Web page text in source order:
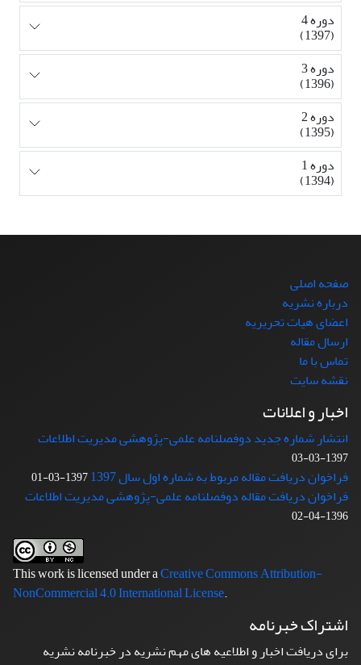
دوره 4
(1397)
دوره 3
(1396)
دوره 2
(1395)
دوره 1
(1394)
صفحه اصلی
درباره نشریه
اعضای هیات تحریریه
ارسال مقاله
تماس با ما
نقشه سایت
اخبار و اعلانات
انتشار شماره جدید دوفصلنامه علمی-پژوهشی مدیریت اطلاعات
1397-03-03
فراخوان دریافت مقاله مربوط به شماره اول سال 1397 1397-03-01
فراخوان دریافت مقاله دوفصلنامه علمی-پژوهشی مدیریت اطلاعات
1396-04-02
This work is licensed under aCreative Commons Attribution-
NonCommercial 4.0 International License.
اشتراک خبرنامه
برای دریافت اخبار و اطلاعیه های مهم نشریه در خبرنامه نشریه